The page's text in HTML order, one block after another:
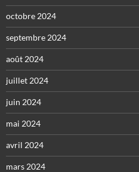
octobre 2024
septembre 2024
août 2024
juillet 2024
juin 2024
mai 2024
avril 2024
mars 2024